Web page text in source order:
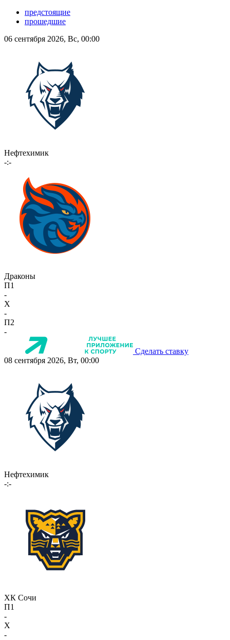
предстоящие
прошедшие
06 сентября 2026, Вс, 00:00
Нефтехимик
-:-
Драконы
П1
-
X
-
П2
-
Сделать ставку
08 сентября 2026, Вт, 00:00
Нефтехимик
-:-
ХК Сочи
П1
-
X
-